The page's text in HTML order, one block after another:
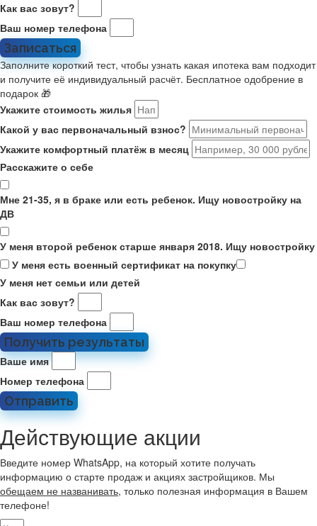
Как вас зовут?
Ваш номер телефона
Записаться
Заполните короткий тест, чтобы узнать какая ипотека вам подходит
и получите её индивидуальный расчёт. Бесплатное одобрение в
подарок 🎁
Укажите стоимость жилья
Какой у вас первоначальный взнос?
Укажите комфортный платёж в месяц
Расскажите о себе
Мне 21-35, я в браке или есть ребенок. Ищу новостройку на
ДВ
У меня второй ребенок старше января 2018. Ищу новостройку
У меня есть военный сертификат на покупку
У меня нет семьи или детей
Как вас зовут?
Ваш номер телефона
Получить результаты
Ваше имя
Номер телефона
Отправить
Действующие акции
Введите номер WhatsApp, на который хотите получать
информацию о старте продаж и акциях застройщиков. Мы
обещаем не названивать, только полезная информация в Вашем
телефоне!